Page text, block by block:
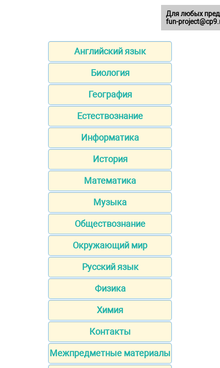
Английский язык
Биология
География
Естествознание
Информатика
История
Математика
Музыка
Обществознание
Окружающий мир
Русский язык
Физика
Химия
Контакты
Межпредметные материалы
Для любых
fun-